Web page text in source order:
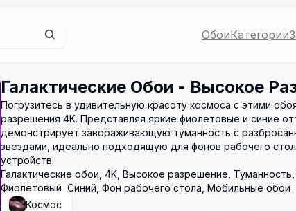
ОбоиКатегории
Галактические Обои - Высокое
Погрузитесь в удивительную красоту космоса с этими
разрешения 4K. Представляя яркие фиолетовые и синие
демонстрирует завораживающую туманность с
звездами, идеально подходящую для фонов рабочего
устройств.
Галактические обои, 4K, Высокое разрешение,
Фиолетовый, Синий, Фон рабочего стола, Мобильные обои
Космос